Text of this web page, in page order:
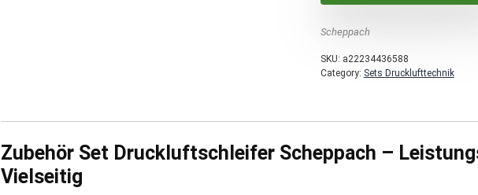
Scheppach
SKU: a22234436588
Category: Sets Drucklufttechnik
Zubehör Set Druckluftschleifer Scheppach –
Vielseitig